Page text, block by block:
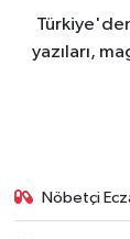
yazıları,
Nöbetçi